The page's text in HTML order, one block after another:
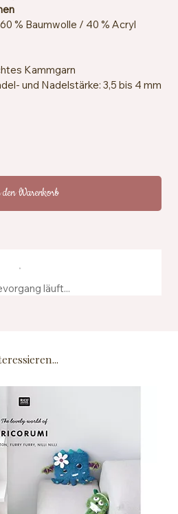
% Baumwolle / 40 % Acryl
Kammgarn
und Nadelstärke: 3,5 bis 4 mm
Standard 100
bei 30 °C
Warenkorb
läuft...